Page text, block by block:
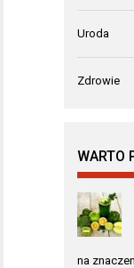
Uroda
Zdrowie
WARTO
na